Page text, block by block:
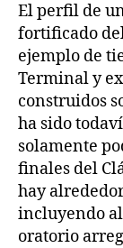
El perfil de
fortificado
ejemplo de
Terminal y
construidos
ha sido
solamente
finales del
hay
incluyendo
oratorio